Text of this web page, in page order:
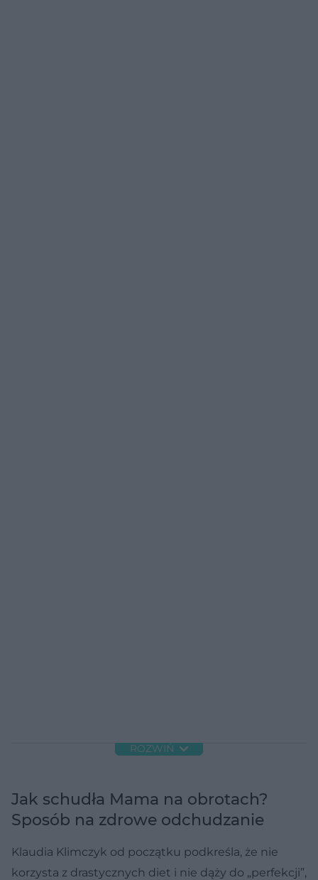
ROZWIŃ
Jak schudła Mama na obrotach?
Sposób na zdrowe odchudzanie
Klaudia Klimczyk od początku podkreśla, że nie
korzysta z drastycznych diet i nie dąży do „perfekcji”,